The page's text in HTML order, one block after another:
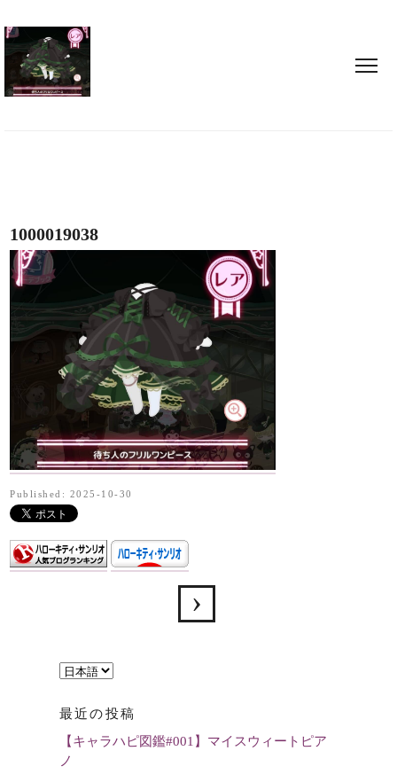
1000019038
Published: 2025-10-30
言
を
選
最近の投稿
【キャラハピ図鑑#001】マイスウィートピア
ノ